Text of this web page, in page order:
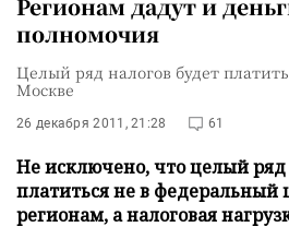
Регионам дадут и
полномочия
Целый ряд налогов будет
Москве
26 декабря 2011, 21:28 61
Не исключено, что целый ряд
платиться не в федеральный
регионам, а налоговая